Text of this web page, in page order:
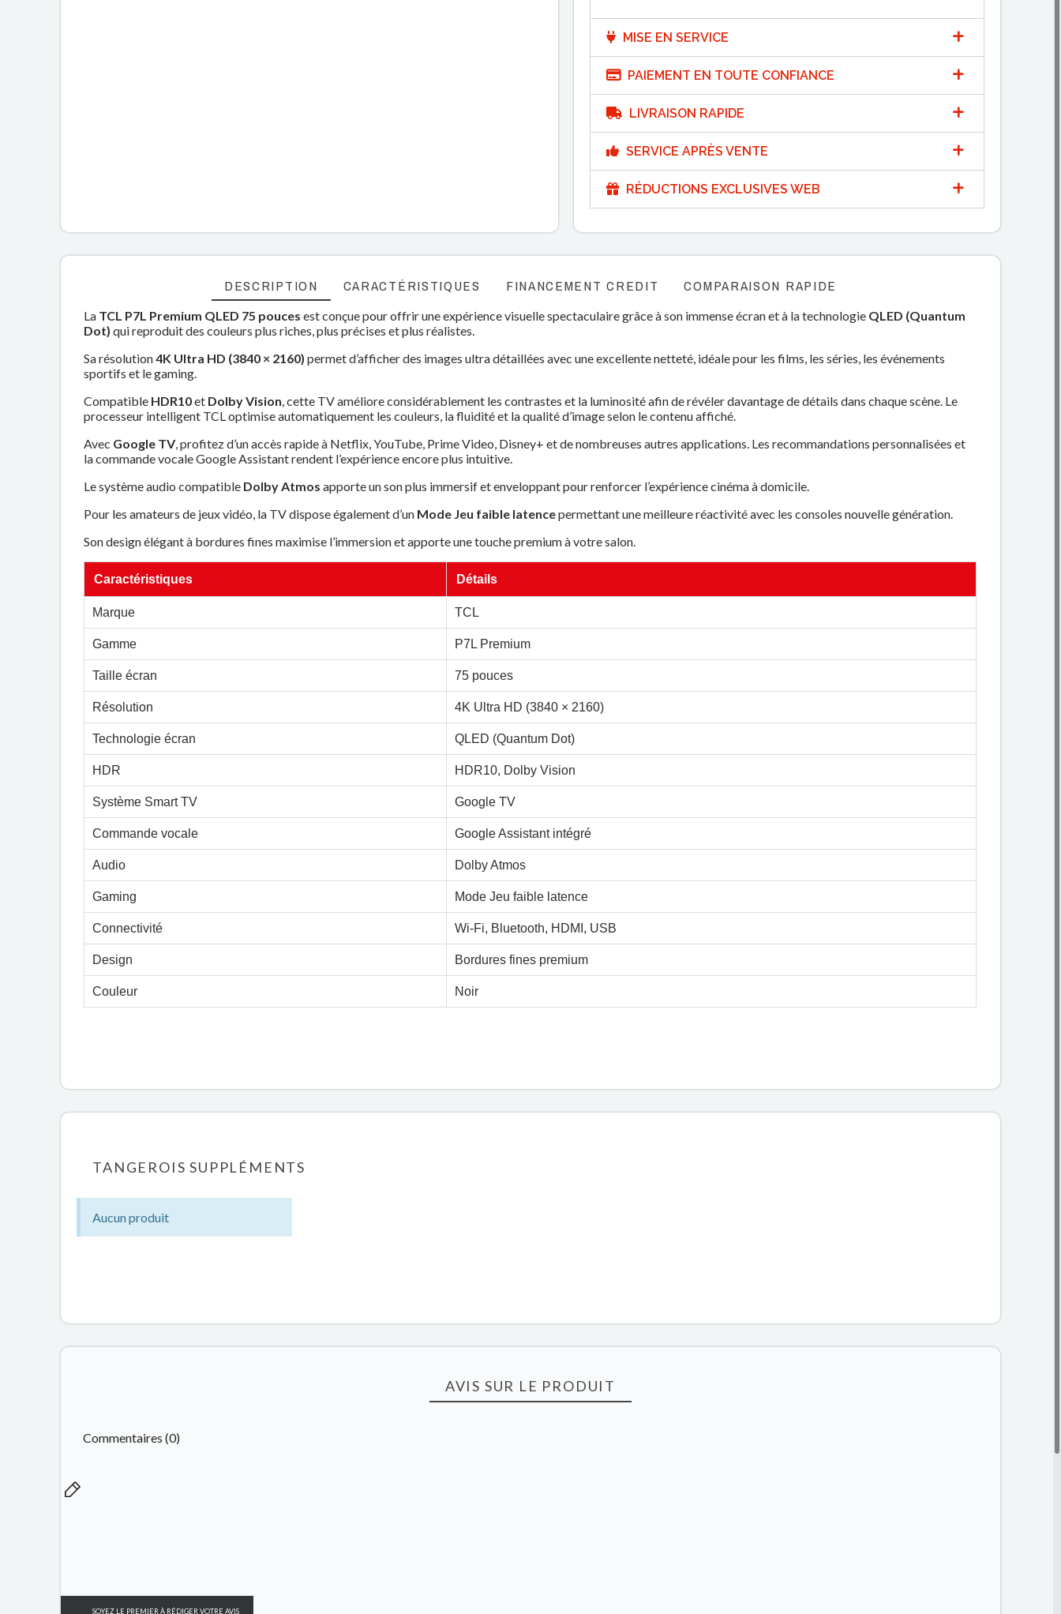
MISE EN SERVICE
PAIEMENT EN TOUTE CONFIANCE
LIVRAISON RAPIDE
SERVICE APRÈS VENTE
RÉDUCTIONS EXCLUSIVES WEB
DESCRIPTION CARACTÉRISTIQUES FINANCEMENT CREDIT COMPARAISON RAPIDE
La TCL P7L Premium QLED 75 pouces est conçue pour offrir une expérience visuelle spectaculaire grâce à son immense écran et à la technologie QLED (Quantum
Dot) qui reproduit des couleurs plus riches, plus précises et plus réalistes.
Sa résolution4K Ultra HD (3840 × 2160) permet d’afficher des images ultra détaillées avec une excellente netteté, idéale pour les films, les séries, les événements
sportifs et le gaming.
Compatible HDR10et Dolby Vision , cette TV améliore considérablement les contrastes et la luminosité afin de révéler davantage de détails dans chaque scène. Le
processeur intelligent TCL optimise automatiquement les couleurs, la fluidité et la qualité d’image selon le contenu affiché.
Avec Google TV, profitez d’un accès rapide à Netflix, YouTube, Prime Video, Disney+ et de nombreuses autres applications. Les recommandations personnalisées et
la commande vocale Google Assistant rendent l’expérience encore plus intuitive.
Le système audio compatible Dolby Atmos apporte un son plus immersif et enveloppant pour renforcer l’expérience cinéma à domicile.
Pour les amateurs de jeux vidéo, la TV dispose également d’un Mode Jeu faible latencepermettant une meilleure réactivité avec les consoles nouvelle génération.
Son design élégant à bordures fines maximise l’immersion et apporte une touche premium à votre salon.
Caractéristiques Détails
Marque TCL
Gamme P7L Premium
Taille écran 75 pouces
Résolution 4K Ultra HD (3840 × 2160)
Technologie écran QLED (Quantum Dot)
HDR HDR10, Dolby Vision
Système Smart TV Google TV
Commande vocale Google Assistant intégré
Audio Dolby Atmos
Gaming Mode Jeu faible latence
Connectivité Wi-Fi, Bluetooth, HDMI, USB
Design Bordures fines premium
Couleur Noir
TANGEROIS SUPPLÉMENTS
Aucun produit
AVIS SUR LE PRODUIT
Commentaires (0)
SOYEZ LE PREMIER À RÉDIGER VOTRE AVIS